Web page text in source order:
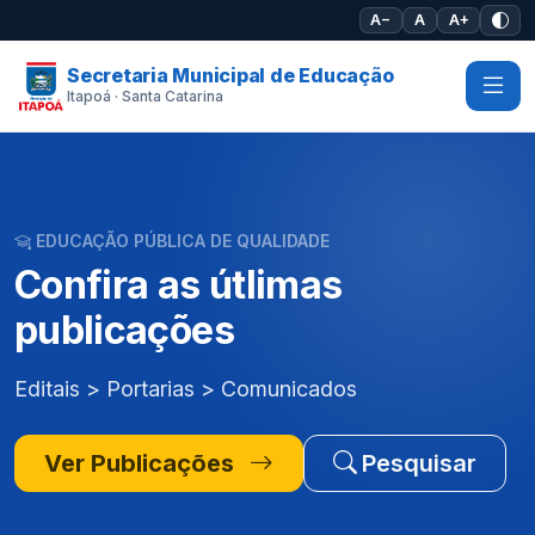
A− A A+
Secretaria Municipal de Educação
Itapoá · Santa Catarina
EDUCAÇÃO PÚBLICA DE QUALIDADE
Confira as útlimas
publicações
Editais > Portarias > Comunicados
Ver Publicações Pesquisar